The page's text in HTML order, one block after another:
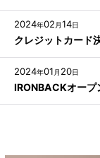
2024年02 月14日
クレジットカード
2024年01 月 20日
IRONBACKオープ